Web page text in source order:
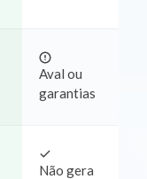
Aval ou
garantias
Não gera